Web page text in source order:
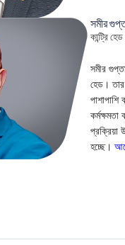
সমীর
কান্ট্রি
সমীর
হেড।
পাশাপাশি
প্রক্রিয়া
হচ্ছে।